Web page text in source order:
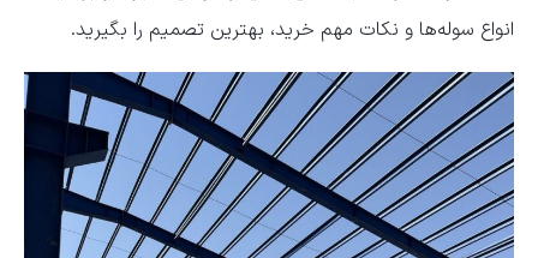
انواع سوله‌ها و نکات مهم خرید، بهترین تصمیم را بگیرید.